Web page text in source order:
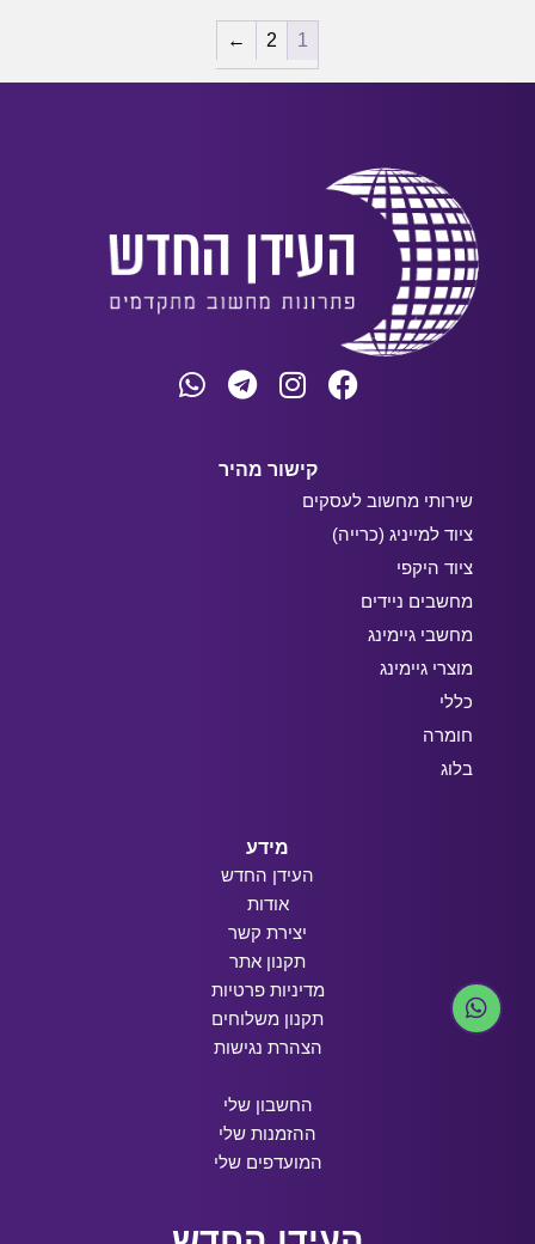
1
2
←
קישור מהיר
שירותי מחשוב לעסקים
ציוד למייניג (כרייה)
ציוד היקפי
מחשבים ניידים
מחשבי גיימינג
מוצרי גיימינג
כללי
חומרה
בלוג
מידע
העידן החדש
אודות
יצירת קשר
תקנון אתר
מדיניות פרטיות
תקנון משלוחים
הצהרת נגישות
החשבון שלי
ההזמנות שלי
המועדפים שלי